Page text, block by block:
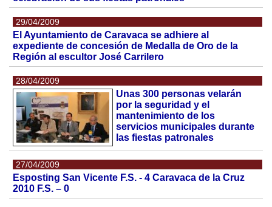
29/04/2009
El Ayuntamiento de Caravaca se adhiere al
expediente de concesión de Medalla de Oro de la
Región al escultor José Carrilero
28/04/2009
Unas 300 personas velarán
por la seguridad y el
mantenimiento de los
servicios municipales durante
las fiestas patronales
27/04/2009
Esposting San Vicente F.S. - 4 Caravaca de la Cruz
2010 F.S. – 0